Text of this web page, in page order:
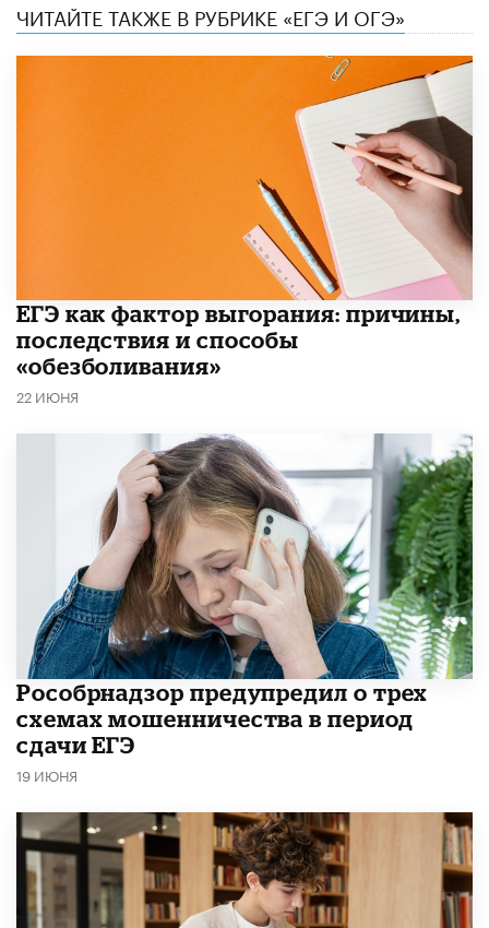
ЧИТАЙТЕ ТАКЖЕ В РУБРИКЕ «ЕГЭ И ОГЭ»
​ЕГЭ как фактор выгорания: причины,
последствия и способы
«обезболивания»
22 ИЮНЯ
Рособрнадзор предупредил о трех
схемах мошенничества в период
сдачи ЕГЭ
19 ИЮНЯ